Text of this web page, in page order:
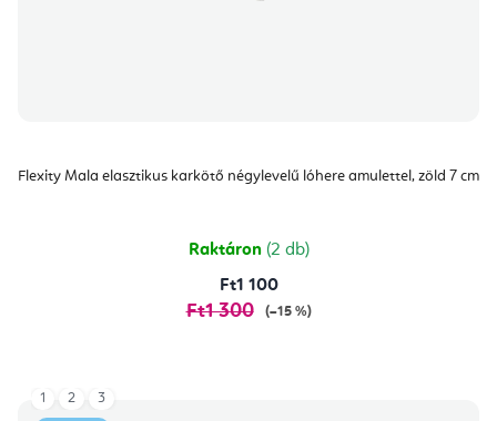
Flexity Mala elasztikus karkötő négylevelű lóhere amulettel, zöld 7 cm
Raktáron (2 db)
Ft1 100
Ft1 300 (–15 %)
1 2 3